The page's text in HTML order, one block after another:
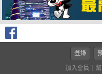
登錄
加入會員